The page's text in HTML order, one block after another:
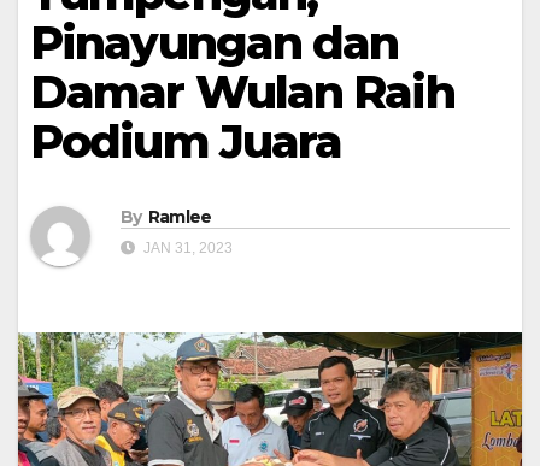
Pinayungan dan
Damar Wulan Raih
Podium Juara
By Ramlee
JAN 31, 2023